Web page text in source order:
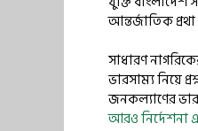
আন্তর্জাতিক
সাধারণ
ভারসাম্য নিয়ে
জনকল্যাণের
আরও নির্দেশনা